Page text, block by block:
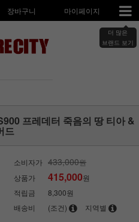
장바구니 마이페이지
더 많은
브랜드 보기
프레데터 죽음의 땅 티아 &
드
소비자가 433,000원
상품가
415,000원
적립금
8,300원
배송비
(조건) 지역별